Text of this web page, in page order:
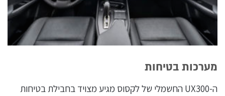
מערכות בטיחות
ה-UX300 החשמלי של לקסוס מגיע מצויד בחבילת בטיחות